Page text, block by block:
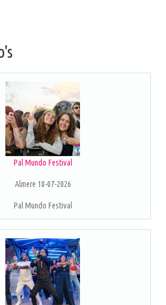
Pal Mundo Festival
Almere 18-07-2026
Pal Mundo Festival